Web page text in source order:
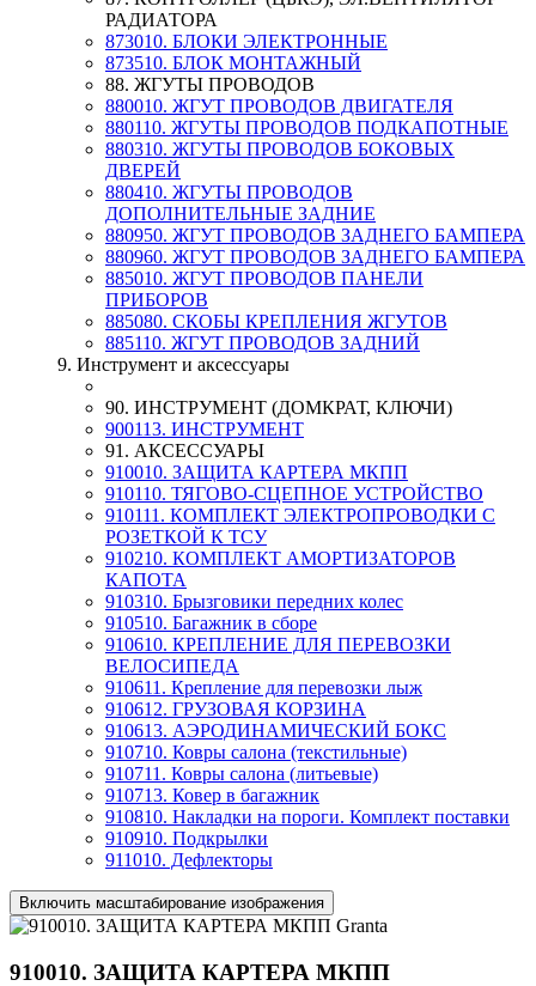
РАДИАТОРА
873010. БЛОКИ ЭЛЕКТРОННЫЕ
873510. БЛОК МОНТАЖНЫЙ
88. ЖГУТЫ ПРОВОДОВ
880010. ЖГУТ ПРОВОДОВ ДВИГАТЕЛЯ
880110. ЖГУТЫ ПРОВОДОВ ПОДКАПОТНЫЕ
880310. ЖГУТЫ ПРОВОДОВ БОКОВЫХ
ДВЕРЕЙ
880410. ЖГУТЫ ПРОВОДОВ
ДОПОЛНИТЕЛЬНЫЕ ЗАДНИЕ
880950. ЖГУТ ПРОВОДОВ ЗАДНЕГО БАМПЕРА
880960. ЖГУТ ПРОВОДОВ ЗАДНЕГО БАМПЕРА
885010. ЖГУТ ПРОВОДОВ ПАНЕЛИ
ПРИБОРОВ
885080. СКОБЫ КРЕПЛЕНИЯ ЖГУТОВ
885110. ЖГУТ ПРОВОДОВ ЗАДНИЙ
9. Инструмент и аксессуары
90. ИНСТРУМЕНТ (ДОМКРАТ, КЛЮЧИ)
900113. ИНСТРУМЕНТ
91. АКСЕССУАРЫ
910010. ЗАЩИТА КАРТЕРА МКПП
910110. ТЯГОВО-СЦЕПНОЕ УСТРОЙСТВО
910111. КОМПЛЕКТ ЭЛЕКТРОПРОВОДКИ С
РОЗЕТКОЙ К ТСУ
910210. КОМПЛЕКТ АМОРТИЗАТОРОВ
КАПОТА
910310. Брызговики передних колес
910510. Багажник в сборе
910610. КРЕПЛЕНИЕ ДЛЯ ПЕРЕВОЗКИ
ВЕЛОСИПЕДА
910611. Крепление для перевозки лыж
910612. ГРУЗОВАЯ КОРЗИНА
910613. АЭРОДИНАМИЧЕСКИЙ БОКС
910710. Ковры салона (текстильные)
910711. Ковры салона (литьевые)
910713. Ковер в багажник
910810. Накладки на пороги. Комплект поставки
910910. Подкрылки
911010. Дефлекторы
Включить масштабирование изображения
910010. ЗАЩИТА КАРТЕРА МКПП